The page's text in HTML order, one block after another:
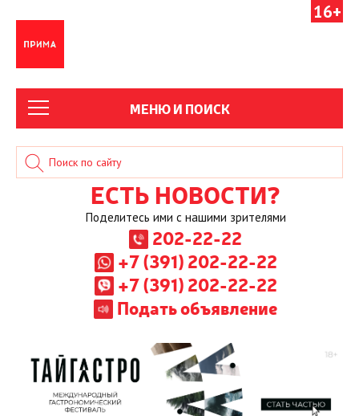
16+
МЕНЮ И ПОИСК
ЕСТЬ НОВОСТИ?
Поделитесь ими с нашими зрителями
202-22-22
+7 (391) 202-22-22
+7 (391) 202-22-22
Подать объявление